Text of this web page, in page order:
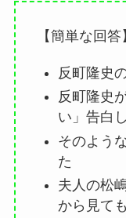
【簡単な回答
反町隆史
反町隆史
い」告白
そのよう
た
夫人の松
から見て